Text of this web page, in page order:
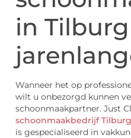
in
Wanneer het op
wilt u onbezorgd kunnen
schoonmaakpartner. Just
schoonmaakbedrijf Tilburg
is gespecialiseerd in